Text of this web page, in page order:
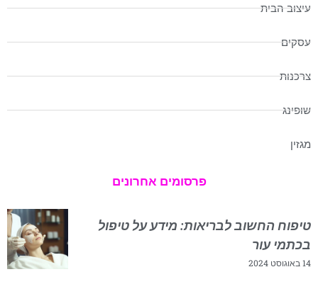
עיצוב הבית
עסקים
צרכנות
שופינג
מגזין
פרסומים אחרונים
טיפוח החשוב לבריאות: מידע על טיפול
בכתמי עור
14 באוגוסט 2024